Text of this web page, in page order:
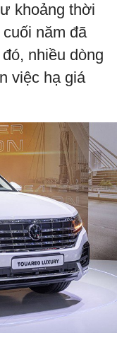
khoảng thời
năm đã
nhiều dòng
việc hạ giá